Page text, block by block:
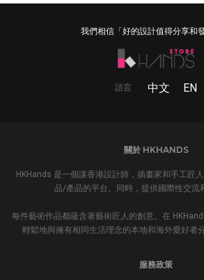
我們相信「好的設計值得分享和發
語言 中文 EN
關於 HKHANDS
HKHands 是一個讓香港設計師，插畫家和手工匠
品/產品的平台。同時，提供國際性交流
每件藝術作品都蘊含著藝術匠人的創意。在
輕鬆地與擁有相同生活理念的本地和海外愛好者
服務政策